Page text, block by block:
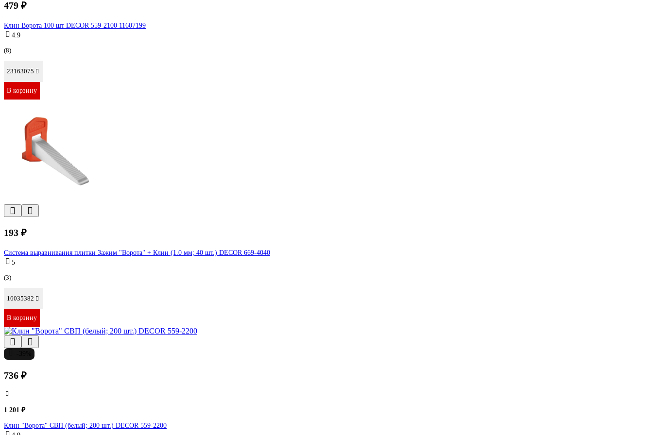
479 ₽
Клин Ворота 100 шт DECOR 559-2100 11607199
4.9
(8)
23163075
В корзину
193 ₽
Система выравнивания плитки Зажим "Ворота" + Клин (1.0 мм; 40 шт.) DECOR 669-4040
5
(3)
16035382
В корзину
736 ₽
1 201 ₽
Клин "Ворота" СВП (белый; 200 шт.) DECOR 559-2200